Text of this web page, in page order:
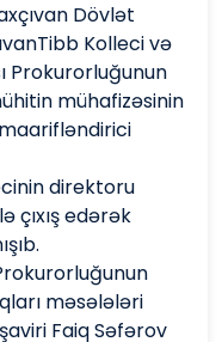
Dövlət
Kolleci və
Prokurorluğunun
mühafizəsinin
direktoru
çıxış edərək
məsələləri
Faiq Səfərov